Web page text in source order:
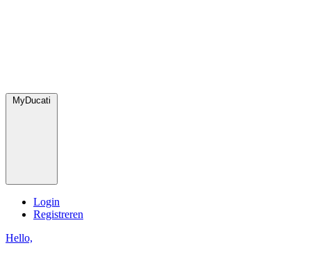
MyDucati
Login
Registreren
Hello,